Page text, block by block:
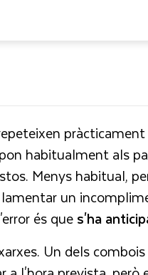
habitualment als
Menys habitual,
lamentar un
és ques'ha
Un dels